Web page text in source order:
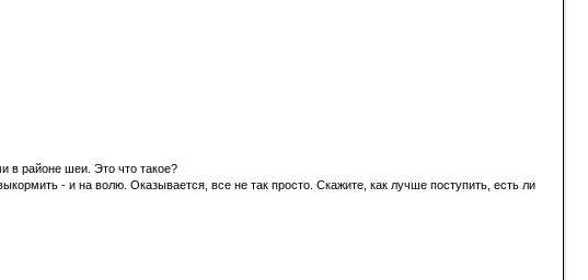
в районе шеи. Это что такое?
- и на волю. Оказывается, все не так просто. Скажите, как лучше поступить, есть ли